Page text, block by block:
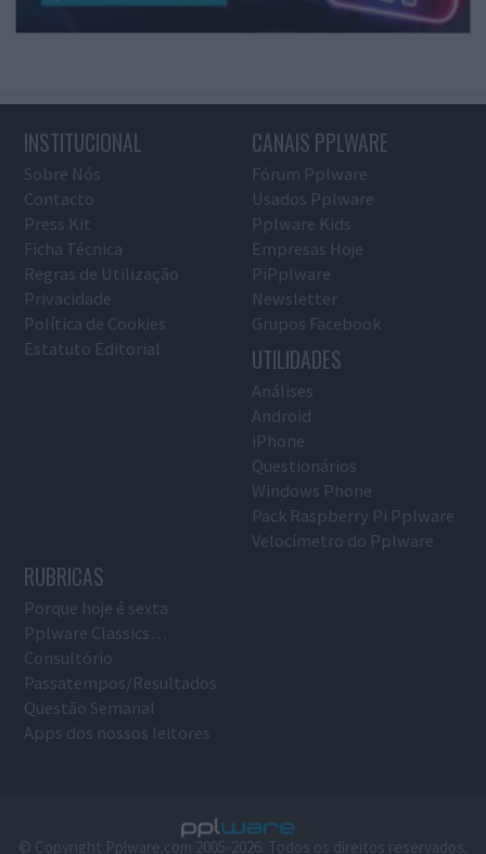
INSTITUCIONAL
Sobre Nós
Contacto
Press Kit
Ficha Técnica
Regras de Utilização
Privacidade
Política de Cookies
Estatuto Editorial
CANAIS PPLWARE
Fórum Pplware
Usados Pplware
Pplware Kids
Empresas Hoje
PiPplware
Newsletter
Grupos Facebook
UTILIDADES
Análises
Android
iPhone
Questionários
Windows Phone
Pack Raspberry Pi Pplware
Velocímetro do Pplware
RUBRICAS
Porque hoje é sexta
Pplware Classics…
Consultório
Passatempos/Resultados
Questão Semanal
Apps dos nossos leitores
© Copyright Pplware.com 2005-2026. Todos os direitos reservados.